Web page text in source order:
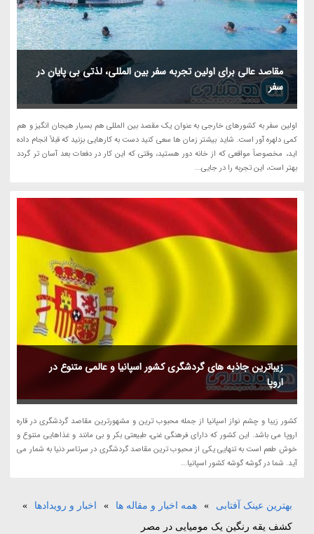
مقاصد عالی برای اولین تجربه سفر بین المللی، لذتی بی پایان در
سفر
اولین سفر به کشورهای خارجی به عنوان یک مقصد بین المللی هم بسیار هیجان انگیز و هم
کمی دلهره آور است. شاید بیشتر زمان ها سعی کنید دست به کارهایی بزنید که قبلاً انجام داده
اید، مخصوصاً مواقعی که از خانه دور هستید، وقتی که این کار در دفعات بعد آسان تر گردد
بهتر است، این تجربه را در جایی...
زیباترین جاذبه های گردشگری کشور اسپانیا و عالمی متنوع در
اروپا
کشور زیبا و چشم نواز اسپانیا از جمله محبوب ترین و مشهورترین مقاصد گردشگری در قاره
اروپا می باشد. این کشور که دارای فرهنگی غنی، طبیعتی بکر و بی مانند و غذاهایی متنوع و
خوش طعم است به تنهایی یکی از محبوب ترین مقاصد گردشگری در سرتاسر دنیا به شمار می
آید. شما در گوشه گوشه کشور اسپانیا...
بهترین عینک آفتابی » همه اخبار و مقاله ها » اخبار و رویدادها
»
کشف یقه رنگین یک مومیایی در مصر